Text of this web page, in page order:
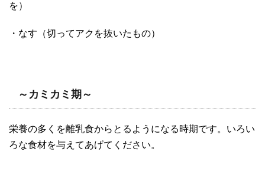
を）
・なす（切ってアクを抜いたもの）
～カミカミ期～
栄養の多くを離乳食からとるようになる時期です。いろい
ろな食材を与えてあげてください。